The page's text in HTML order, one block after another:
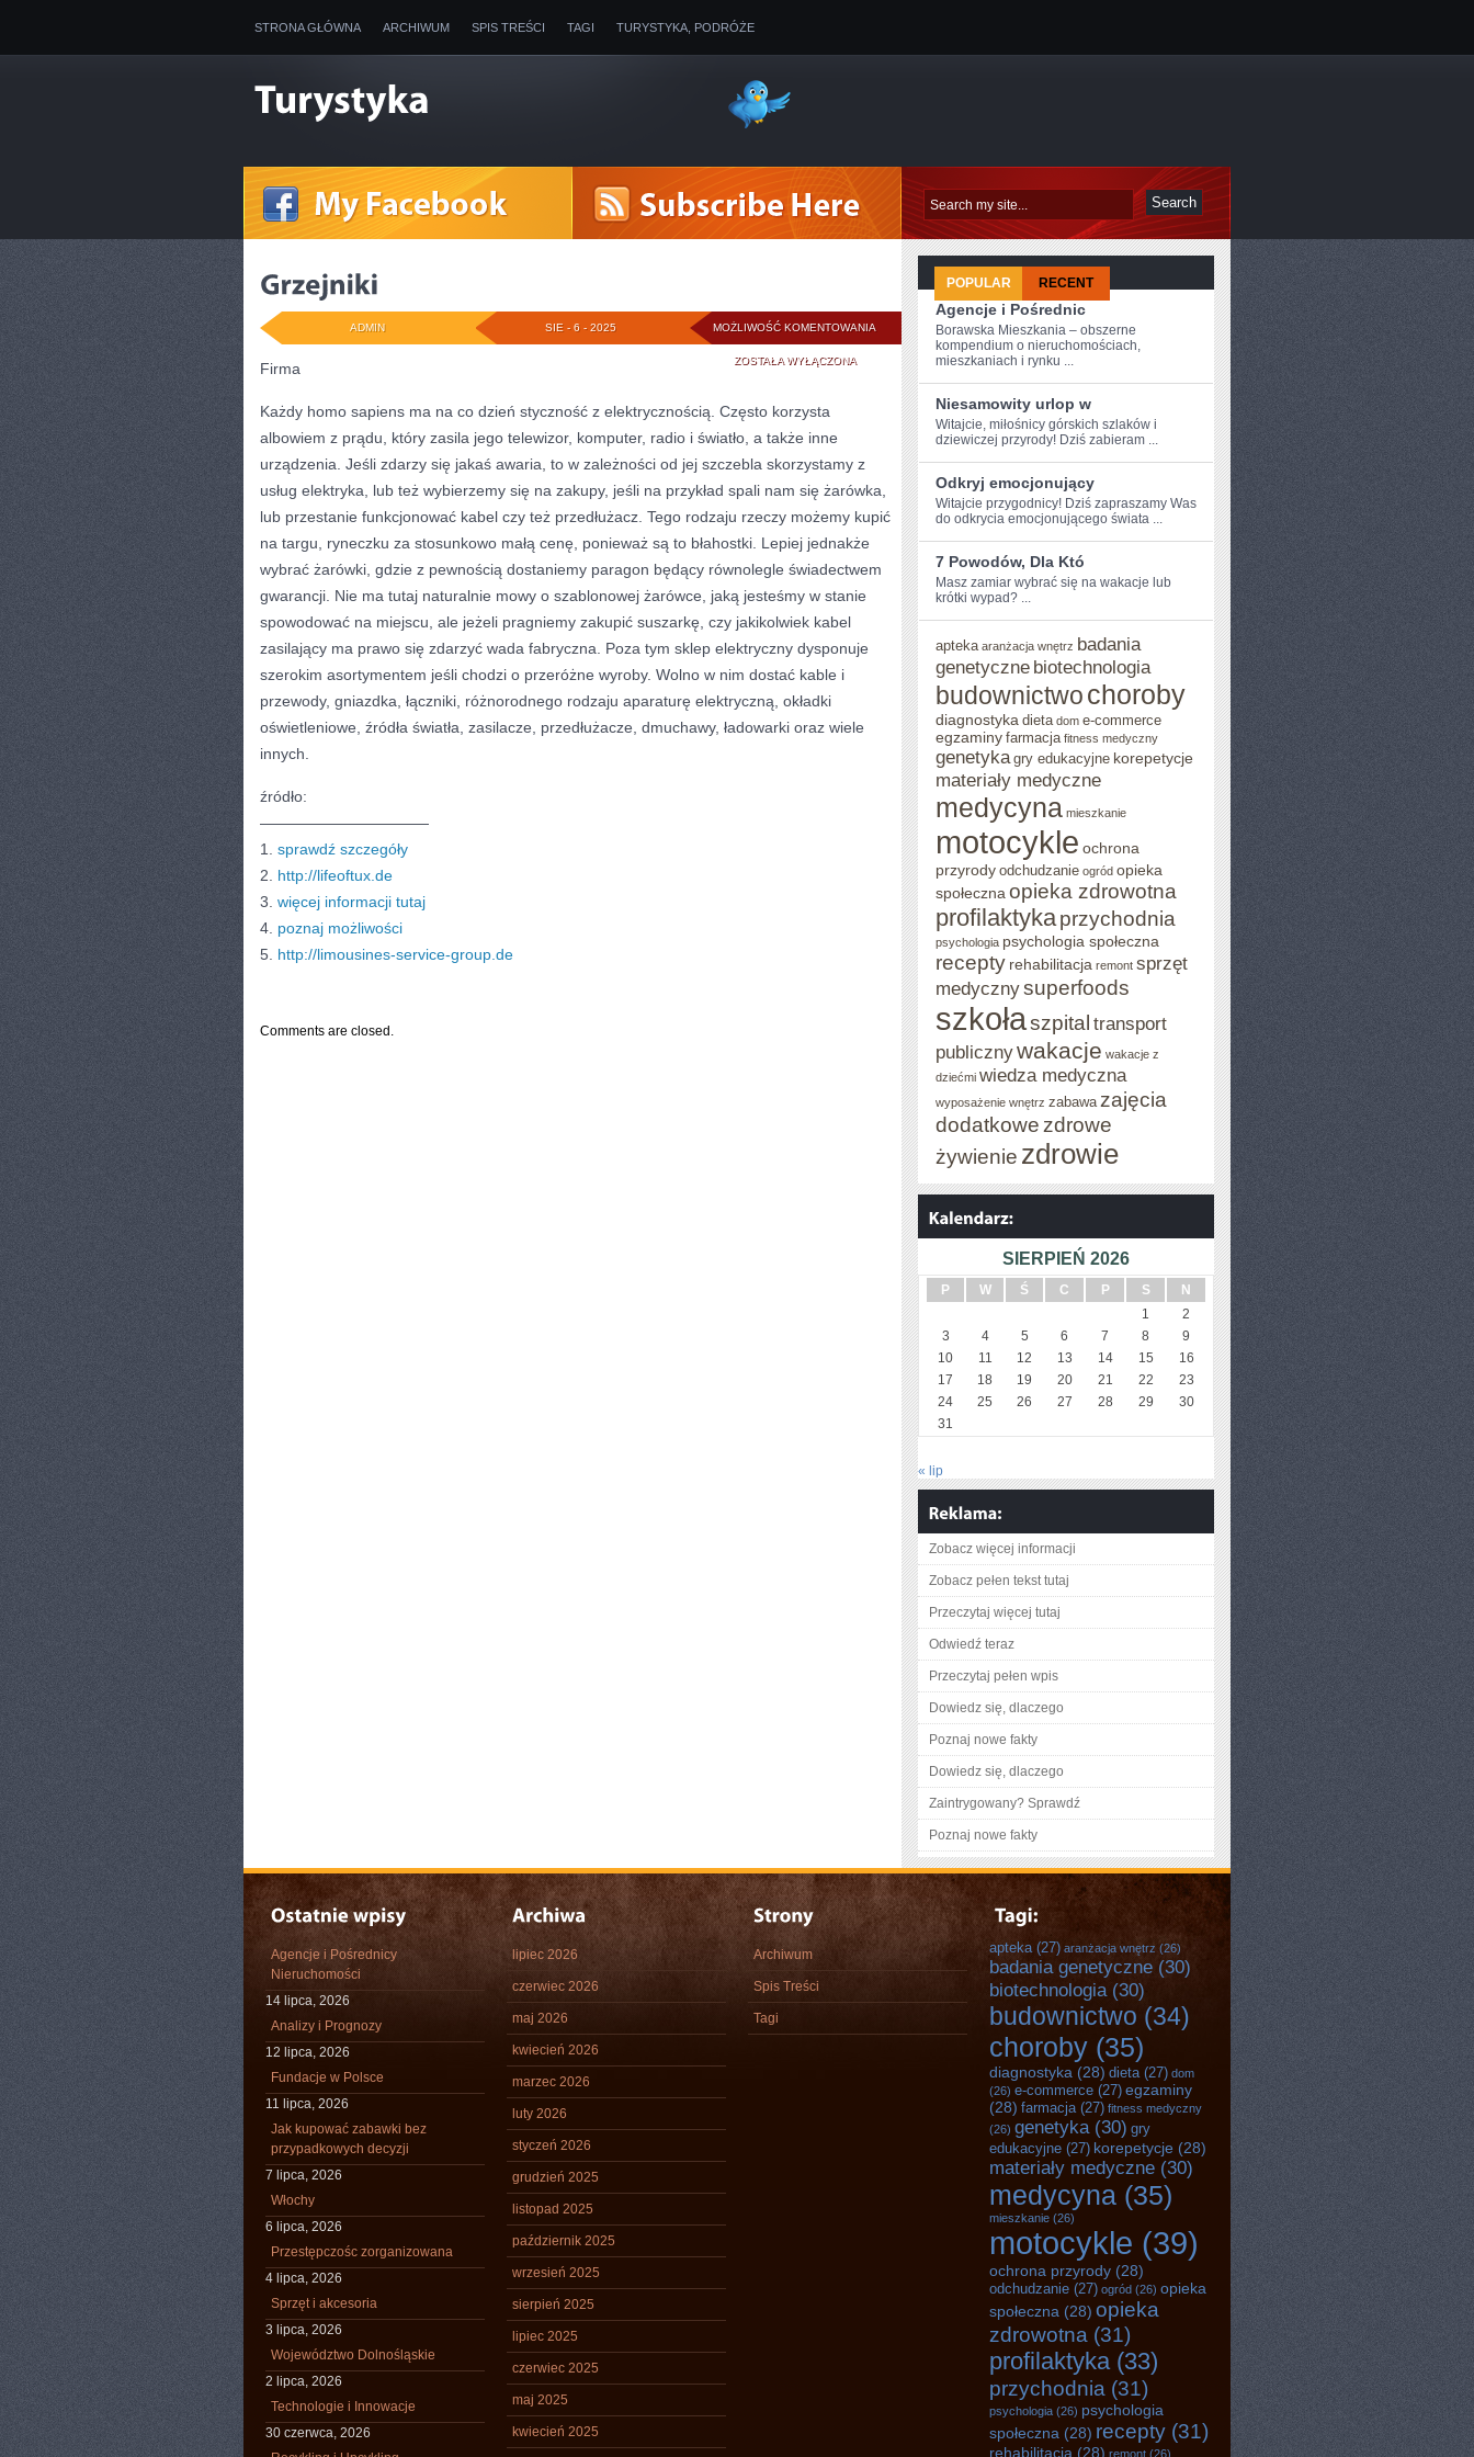
STRONA GŁÓWNA ARCHIWUM SPIS TREŚCI TAGI TURYSTYKA, PODRÓŻE
MOŻLIWOŚĆ KOMENTOWANIA GRZEJNIKI
ZOSTAŁA WYŁĄCZONA
SIE - 6 - 2025
ADMIN
Firma
Każdy homo sapiens ma na co dzień styczność z elektrycznością. Często korzysta
albowiem z prądu, który zasila jego telewizor, komputer, radio i światło, a także inne
urządzenia. Jeśli zdarzy się jakaś awaria, to w zależności od jej szczebla skorzystamy z
usług elektryka, lub też wybierzemy się na zakupy, jeśli na przykład spali nam się żarówka,
lub przestanie funkcjonować kabel czy też przedłużacz. Tego rodzaju rzeczy możemy kupić
na targu, ryneczku za stosunkowo małą cenę, ponieważ są to błahostki. Lepiej jednakże
wybrać żarówki, gdzie z pewnością dostaniemy paragon będący równolegle świadectwem
gwarancji. Nie ma tutaj naturalnie mowy o szablonowej żarówce, jaką jesteśmy w stanie
spowodować na miejscu, ale jeżeli pragniemy zakupić suszarkę, czy jakikolwiek kabel
zasilający ma prawo się zdarzyć wada fabryczna. Poza tym sklep elektryczny dysponuje
szerokim asortymentem jeśli chodzi o przeróżne wyroby. Wolno w nim dostać kable i
przewody, gniazdka, łączniki, różnorodnego rodzaju aparaturę elektryczną, okładki
oświetleniowe, źródła światła, zasilacze, przedłużacze, dmuchawy, ładowarki oraz wiele
innych.
źródło:
———————————
1. sprawdź szczegóły
2. http://lifeoftux.de
3. więcej informacji tutaj
4. poznaj możliwości
5. http://limousines-service-group.de
Comments are closed.
POPULAR RECENT
Agencje i Pośrednic
Borawska Mieszkania – obszerne
kompendium o nieruchomościach,
mieszkaniach i rynku ...
Niesamowity urlop w
Witajcie, miłośnicy ‌górskich ⁢szlaków i
dziewiczej przyrody!‌ Dziś zabieram ...
Odkryj emocjonujący
Witajcie przygodnicy!⁤ Dziś zapraszamy ‌Was
do odkrycia emocjonującego świata ...
7 Powodów, Dla Któ
Masz ⁣zamiar ‍wybrać się na‍ wakacje ⁣lub
krótki wypad? ...
apteka aranżacja wnętrz badania
genetyczne biotechnologia
budownictwochoroby
diagnostyka dieta dom e-commerce
egzaminy farmacja fitness medyczny
genetyka gry edukacyjne korepetycje
materiały medyczne
medycyna mieszkanie
motocykle ochrona
przyrody odchudzanie ogród opieka
społeczna opieka zdrowotna
profilaktykaprzychodnia
psychologia psychologia społeczna
recepty rehabilitacja remont sprzęt
medycznysuperfoods
szkołaszpital transport
publicznywakacje wakacje z
dziećmi wiedza medyczna
wyposażenie wnętrz zabawa zajęcia
dodatkowe zdrowe
żywienie zdrowie
SIERPIEŃ 2026
P W Ś C P S
N
1
2
3
4 5 6 7 8
9
10
11 12 13 14 15
16
17
18 19 20 21 22
23
24
25 26 27 28 29
30
31
« lip
Zobacz więcej informacji
Zobacz pełen tekst tutaj
Przeczytaj więcej tutaj
Odwiedź teraz
Przeczytaj pełen wpis
Dowiedz się, dlaczego
Poznaj nowe fakty
Dowiedz się, dlaczego
Zaintrygowany? Sprawdź
Poznaj nowe fakty
Agencje i Pośrednicy
Nieruchomości
14 lipca, 2026
Analizy i Prognozy
12 lipca, 2026
Fundacje w Polsce
11 lipca, 2026
Jak kupować zabawki bez
przypadkowych decyzji
7 lipca, 2026
Włochy
6 lipca, 2026
Przestępczośc zorganizowana
4 lipca, 2026
Sprzęt i akcesoria
3 lipca, 2026
Województwo Dolnośląskie
2 lipca, 2026
Technologie i Innowacje
30 czerwca, 2026
lipiec 2026
czerwiec 2026
maj 2026
kwiecień 2026
marzec 2026
luty 2026
styczeń 2026
grudzień 2025
listopad 2025
październik 2025
wrzesień 2025
sierpień 2025
lipiec 2025
czerwiec 2025
maj 2025
kwiecień 2025
Archiwum
Spis Treści
Tagi
apteka(27) aranżacja wnętrz (26)
badania genetyczne (30)
biotechnologia(30)
budownictwo (34)
choroby (35)
diagnostyka (28) dieta(27) dom
(26) e-commerce (27) egzaminy
(28) farmacja(27) fitness medyczny
(26) genetyka(30) gry
edukacyjne (27) korepetycje (28)
materiały medyczne (30)
medycyna (35)
mieszkanie (26)
motocykle (39)
ochrona przyrody (28)
odchudzanie (27) ogród (26) opieka
społeczna (28) opieka
zdrowotna (31)
profilaktyka(33)
przychodnia (31)
psychologia (26) psychologia
społeczna (28) recepty (31)
rehabilitacja (28) remont (26)